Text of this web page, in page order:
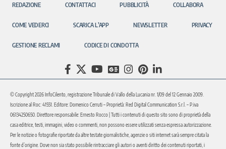
REDAZIONE CONTATTACI PUBBLICITÀ COLLABORA
COME VEDERCI SCARICA L’APP NEWSLETTER PRIVACY
GESTIONE RECLAMI CODICE DI CONDOTTA
© Copyright 2026 InfoCilento, registrazione Tribunale di Vallo della Lucania nr. 1/09 del 12 Gennaio 2009.
Iscrizione al Roc: 41551. Editore: Domenico Cerruti – Proprietà: Red Digital Communication S.r.l. – P.iva
06134250650. Direttore responsabile: Ernesto Rocco | Tutti i contenuti di questo sito sono di proprietà della
casa editrice, testi, immagini, video o commenti, non possono essere utilizzati senza espressa autorizzazione.
Per le notizie o fotografie riportate da altre testate giornalistiche, agenzie o siti internet sarà sempre citata la
fonte d’origine. Dove non sia stato possibile rintracciare gli autori o aventi diritto dei contenuti riportati, i